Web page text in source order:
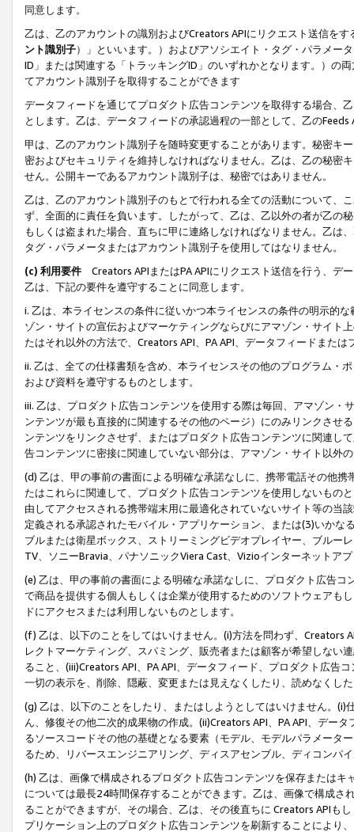
同意します。
乙は、乙のアカウントの識別およびCreators APIにリクエスト送信を
ント識別子）」といいます。）およびアソシエイト・タグ・パラメー
ID」または関連する「トラッキングID」のいずれかとなります。）の
てアカウント識別子を取得することができます
データフィードを通じてプロダクト広告コンテンツを取得する場合、
とします。乙は、データフィードの承認過程の一部として、乙の
甲は、乙のアカウント識別子を随時変更することがあります。秘密キ
密およびセキュリティを維持しなければなりません。乙は、乙の秘密
せん。公開キーであるアカウント識別子は、秘密ではありません。
乙は、乙のアカウント識別子のもとで行われる全ての活動について、
ず、全面的に責任を負います。したがって、乙は、乙以外の者が乙の
もしくは盗まれた場合、直ちに甲に連絡しなければなりません。乙は
タグ・パラメータまたはアカウント識別子を使用してはなりません。
(c) 利用要件 Creators APIまたはPA APIにリクエスト送信を行う、デ
乙は、下記の要件を遵守することに同意します。
i. 乙は、本ライセンスの条件に従いかつ本ライセンスの条件の明示的
ゾン・サイトの宣伝およびマーケティングならびにアマゾン・サイト
たはそれ以外の方法で、Creators API、PA API、データフィードまた
ii. 乙は、全ての仕様書類を含め、本ライセンスその他のプログラム・
および資料を遵守するものとします。
iii. 乙は、プロダクト広告コンテンツを使用する際は毎回、アマゾン
ンテンツが最も直接的に関連するその他のページ）にのみリンクさせ
ンテンツをリンクさせず、またはプロダクト広告コンテンツに関連し
告コンテンツに密接に関連していない部分は、アマゾン・サイト以外
(d) 乙は、甲の事前の書面による明確な承諾なしに、携帯電話その他
たはこれらに関連して、プロダクト広告コンテンツを使用しないもの
由してアクセスされる携帯端末用に最適化されていないサイト等の当
定義される承認されたモバイル・アプリケーション、または(3)いか
ブルまたは衛星ボックス、ストリーミングビデオプレイヤー、ブルー
TV、ソニーBravia、パナソニックViera Cast、Vizioインターネットア
(e) 乙は、甲の事前の書面による明確な承諾なしに、プロダクト広告
で商品を提供する個人もしくは企業が使用するためのソフトウェアも
ドにアクセスまたは利用しないものとします。
(f) 乙は、以下のことをしてはいけません。(i)方法を問わず、Creators
レクトマーケティング、スパミング、販売者または顧客が希望しない
ること、(iii)Creators API、PA API、データフィード、プロダクト広告
一切の表示を、削除、隠蔽、変更または見えなくしたり、読めなくし
(g) 乙は、以下のことをしたり、またはしようとしてはいけません。
ん、修復その他二次的成果物の作成。(ii)Creators API、PA API、デー
るソースコードその他の基礎となる要素（モデル、モデルパラメータ
るため、リバースエンジニアリング、ディスアセンブル、ディコンパ
(h) 乙は、画像で構成されるプロダクト広告コンテンツを保存または
については最長24時間保存することができます。乙は、画像で構成
ることができますが、その場合、乙は、その後直ちに Creators APIも
プリケーション上のプロダクト広告コンテンツを刷新することにより